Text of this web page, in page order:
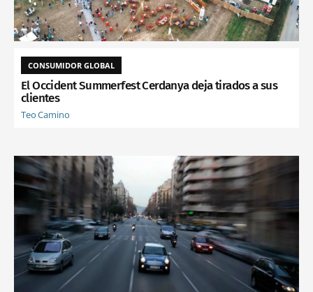
CONSUMIDOR GLOBAL
El Occident Summerfest Cerdanya deja tirados a sus
clientes
Teo Camino